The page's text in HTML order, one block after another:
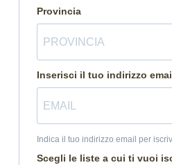
Provincia
Inserisci il tuo indirizzo
Indica il tuo indirizzo email per
Scegli le liste a cui ti vuoi